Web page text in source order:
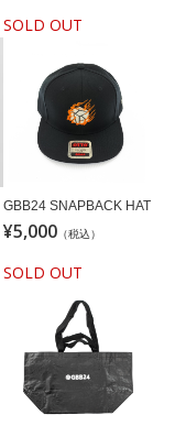
SOLD OUT
GBB24 SNAPBACK HAT
¥5,000 （税込）
SOLD OUT